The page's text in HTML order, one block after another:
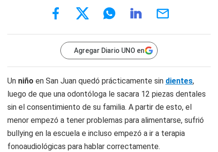
Agregar Diario UNO en
Un niño en San Juan quedó prácticamente sin dientes,
luego de que una odontóloga le sacara 12 piezas dentales
sin el consentimiento de su familia. A partir de esto, el
menor empezó a tener problemas para alimentarse, sufrió
bullying en la escuela e incluso empezó a ir a terapia
fonoaudiológicas para hablar correctamente.